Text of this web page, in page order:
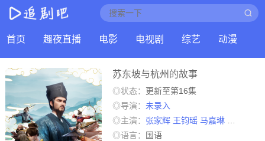
首页 趣夜直播 电影 电视剧 综艺 动漫
苏东坡与杭州的故事
◎状态： 更新至第16集
◎导演： 未录入
◎主演： 张家辉 王钧瑶 马嘉琳
◎语言：
国语